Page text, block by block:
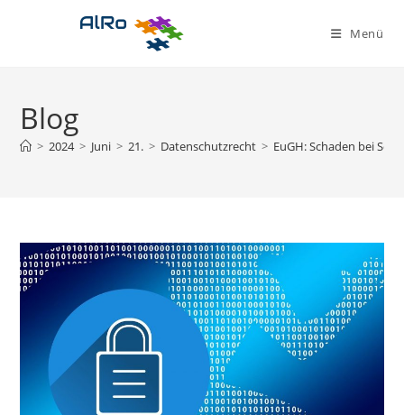
Menü
Blog
> 2024 > Juni > 21. > Datenschutzrecht > EuGH: Schaden bei